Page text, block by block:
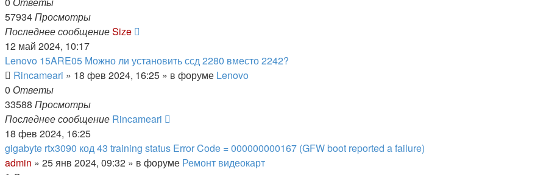
57934Просмотры
Последнее сообщениеSize
12 май 2024, 10:17
Lenovo 15ARE05 Можно ли установить ссд 2280 вместо 2242?
Rincameari » 18 фев 2024, 16:25 » в форуме Lenovo
0 Ответы
33588 Просмотры
Последнее сообщение Rincameari
18 фев 2024, 16:25
gigabyte rtx3090 код 43 training status Error Code = 000000000167 (GFW boot reported a failure)
admin » 25 янв 2024, 09:32 » в форуме Ремонт видеокарт